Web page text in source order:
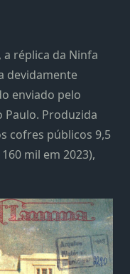
a réplica da Ninfa
devidamente
enviado pelo
Paulo. Produzida
cofres públicos 9,5
mil em 2023),